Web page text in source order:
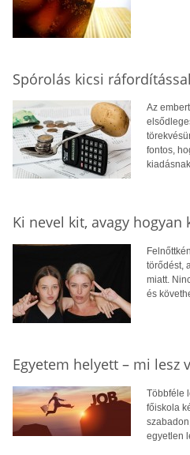
Spórolás kicsi ráfordítással
Az
fontos,
Ki nevel kit, avagy
törődést,
miatt.
és
Egyetem helyett – mi lesz
Többféle
főiskola
egyetlen